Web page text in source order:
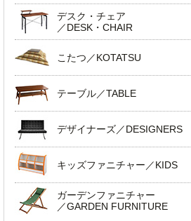
デスク・チェア
／DESK・CHAIR
こたつ／KOTATSU
テーブル／TABLE
デザイナーズ／DESIGNERS
キッズファニチャー／KIDS
ガーデンファニチャー
／GARDEN FURNITURE